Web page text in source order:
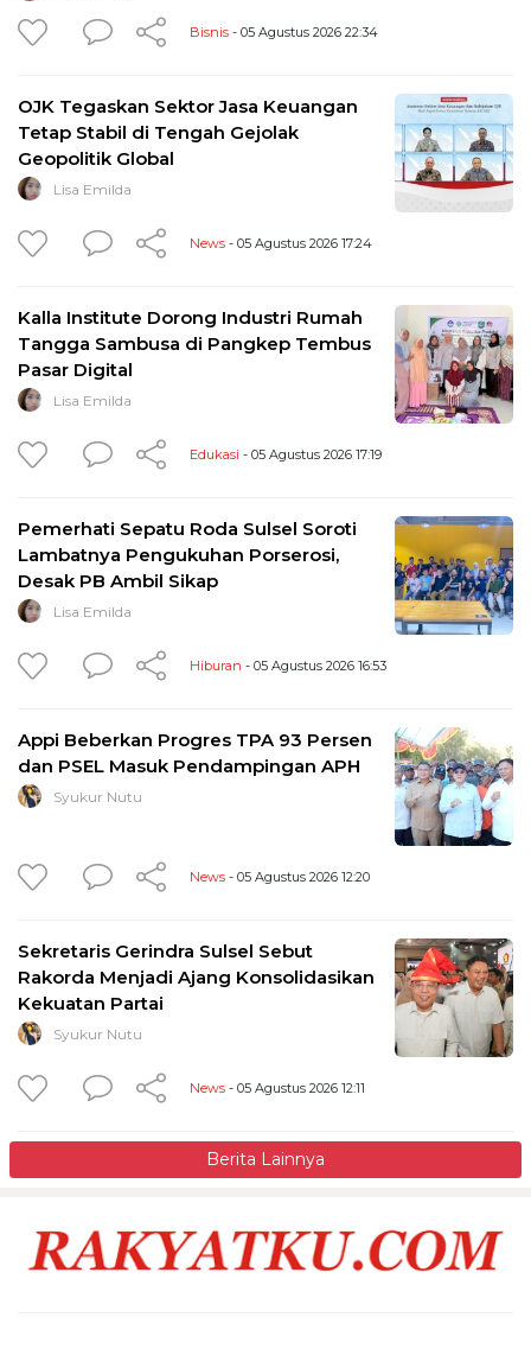
Bisnis - 05 Agustus 2026 22:34
OJK Tegaskan Sektor Jasa Keuangan
Tetap Stabil di Tengah Gejolak
Geopolitik Global
Lisa Emilda
News - 05 Agustus 2026 17:24
Kalla Institute Dorong Industri Rumah
Tangga Sambusa di Pangkep Tembus
Pasar Digital
Lisa Emilda
Edukasi - 05 Agustus 2026 17:19
Pemerhati Sepatu Roda Sulsel Soroti
Lambatnya Pengukuhan Porserosi,
Desak PB Ambil Sikap
Lisa Emilda
Hiburan - 05 Agustus 2026 16:53
Appi Beberkan Progres TPA 93 Persen
dan PSEL Masuk Pendampingan APH
Syukur Nutu
News - 05 Agustus 2026 12:20
Sekretaris Gerindra Sulsel Sebut
Rakorda Menjadi Ajang Konsolidasikan
Kekuatan Partai
Syukur Nutu
News - 05 Agustus 2026 12:11
Berita Lainnya